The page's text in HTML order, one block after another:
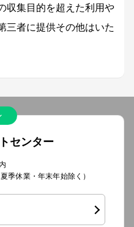
収集目的を超えた利用や
三者に提供その他はいた
センター
季休業・年末年始除く）